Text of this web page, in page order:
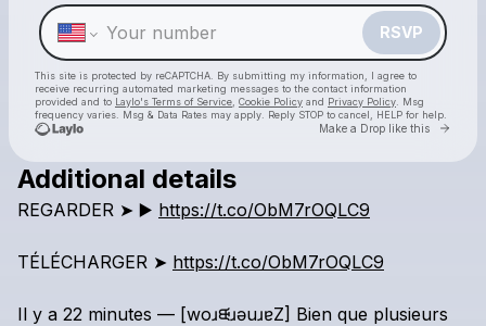
RSVP
This site is protected by reCAPTCHA. By submitting my information, I agree to
receive recurring automated marketing messages to the contact information
provided and to Laylo's Terms of Service Cookie Policy and Privacy Policy . Msg
frequency varies. Msg & Data Rates may apply. Reply STOP to cancel, HELP for help.
Make a Drop like this Go
Check your texts
Additional details
REGARDER ➤ ▶️ https://t.co/ObM7rOQLC9
TÉLÉCHARGER ➤ https://t.co/ObM7rOQLC9
Il y a 22 minutes — [woɹᙠɹǝuɹɐZ] Bien que plusieurs